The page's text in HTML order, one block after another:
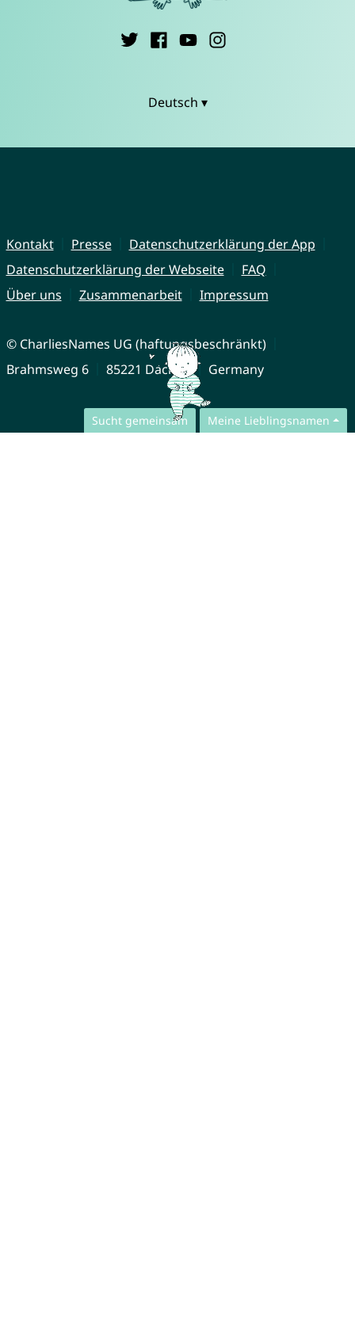
Sucht gemeinsam Meine Lieblingsnamen
Deutsch ▾
Kontakt Presse
Datenschutzerklärung der App
Datenschutzerklärung der Webseite
FAQ
Über uns
Zusammenarbeit Impressum
© CharliesNames UG (haftungsbeschränkt)
Brahmsweg 6
85221 Dachau Germany